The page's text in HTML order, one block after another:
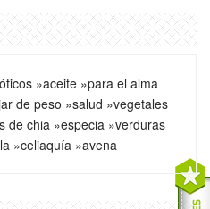
»aceite »para el alma
de peso »salud »vegetales
de chia »especia »verduras
»celiaquía »avena